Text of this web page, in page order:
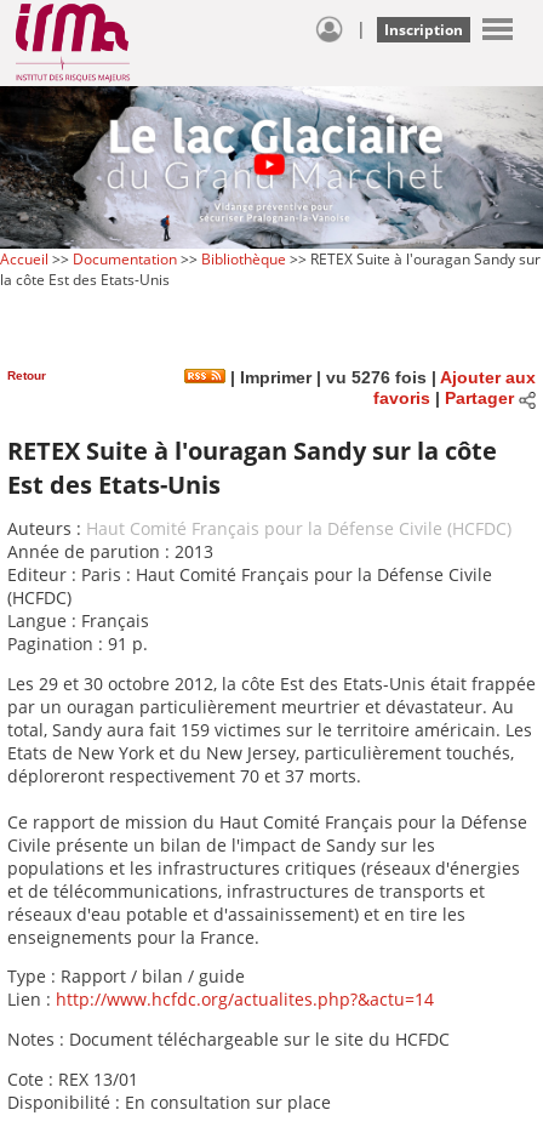
| Inscription
Accueil >> Documentation>> Bibliothèque >> RETEX Suite à l'ouragan Sandy sur
la côte Est des Etats-Unis
Retour | Imprimer| vu 5276 fois | Ajouter aux
favoris| Partager
RETEX Suite à l'ouragan Sandy sur la côte
Est des Etats-Unis
Auteurs : Haut Comité Français pour la Défense Civile (HCFDC)
Année de parution : 2013
Editeur : Paris : Haut Comité Français pour la Défense Civile
(HCFDC)
Langue : Français
Pagination : 91 p.
Les 29 et 30 octobre 2012, la côte Est des Etats-Unis était frappée
par un ouragan particulièrement meurtrier et dévastateur. Au
total, Sandy aura fait 159 victimes sur le territoire américain. Les
Etats de New York et du New Jersey, particulièrement touchés,
déploreront respectivement 70 et 37 morts.
Ce rapport de mission du Haut Comité Français pour la Défense
Civile présente un bilan de l'impact de Sandy sur les
populations et les infrastructures critiques (réseaux d'énergies
et de télécommunications, infrastructures de transports et
réseaux d'eau potable et d'assainissement) et en tire les
enseignements pour la France.
Type : Rapport / bilan / guide
Lien : http://www.hcfdc.org/actualites.php?&actu=14
Notes : Document téléchargeable sur le site du HCFDC
Cote : REX 13/01
Disponibilité : En consultation sur place